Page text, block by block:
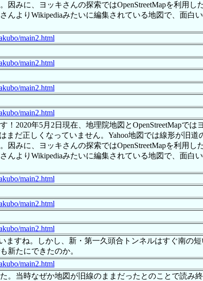
みに、ヨッキさんの探索ではOpenStreetMapを利用し
よりWikipediaみたいに編集されている地図で、面白
main2.html
main2.html
main2.html
main2.html
2020年5月2日現在、地理院地図とOpenStreetMapでは
まだ正しくなっていません。Yahoo地図では線形が旧
みに、ヨッキさんの探索ではOpenStreetMapを利用し
よりWikipediaみたいに編集されている地図で、面白
main2.html
main2.html
main2.html
すね。しかし、新・第一久頭合トンネルはすぐ南の
新たにできたのか。
main2.html
。当時なぜか地図が旧線のままだったとのことで読み